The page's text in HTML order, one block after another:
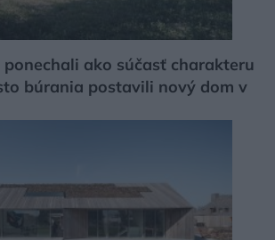
ako súčasť charakteru
búrania postavili nový dom v